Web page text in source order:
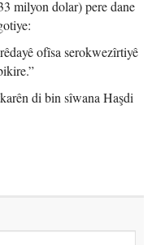
milyon dolar) pere dane
ofîsa serokwezîrtiyê
di bin sîwana Haşdi